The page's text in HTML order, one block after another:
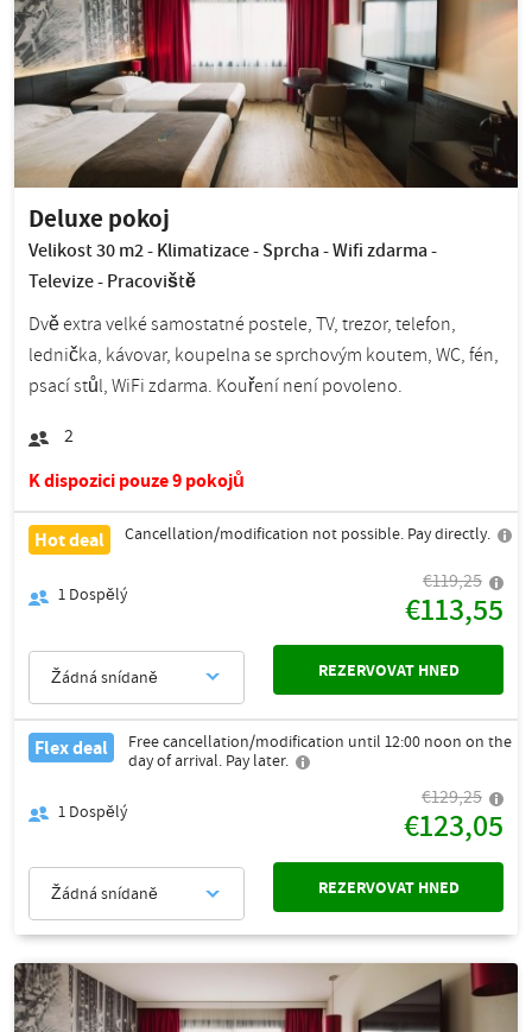
Deluxe pokoj
Velikost 30 m2 - Klimatizace - Sprcha - Wifi zdarma -
Televize - Pracoviště
Dvě extra velké samostatné postele, TV, trezor, telefon,
lednička, kávovar, koupelna se sprchovým koutem, WC, fén,
psací stůl, WiFi zdarma. Kouření není povoleno.
2
K dispozici pouze 9 pokojů
Hot deal Cancellation/modification not possible. Pay directly.
1 Dospělý
€119,25
€113,55
Žádná snídaně REZERVOVAT HNED
Flex deal
Free cancellation/modification until 12:00 noon on the
day of arrival. Pay later.
1 Dospělý
€129,25
€123,05
Žádná snídaně REZERVOVAT HNED